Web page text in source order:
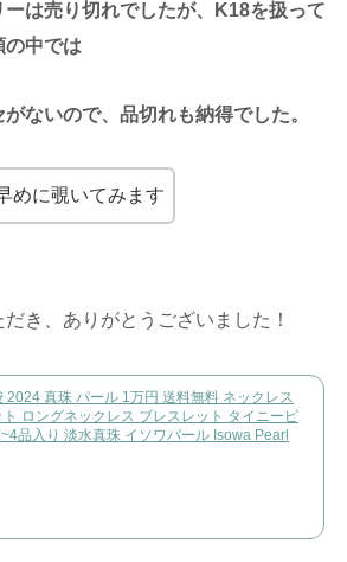
は売り切れでしたが、K18を扱って
の中では
ないので、品切れも納得でした。
めに覗いてみます
き、ありがとうございました！
2024 真珠 パール 1万円 送料無料 ネックレス
ト ロングネックレス ブレスレット タイニーピ
品入り 淡水真珠 イソワパール Isowa Pearl